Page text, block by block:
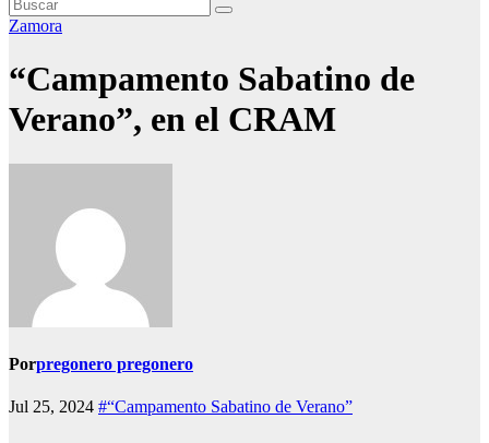
Zamora
“Campamento Sabatino de
Verano”, en el CRAM
Porpregonero pregonero
Jul 25, 2024 #“Campamento Sabatino de Verano”